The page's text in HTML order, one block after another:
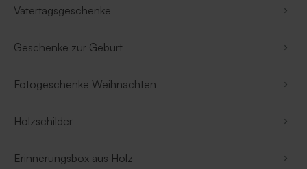
Vatertagsgeschenke
Geschenke zur Geburt
Fotogeschenke Weihnachten
Holzschilder
Erinnerungsbox aus Holz